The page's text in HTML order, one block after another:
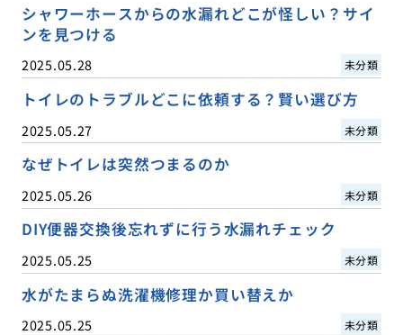
シャワーホースからの水漏れどこが怪しい？サイ
ンを見つける
2025.05.28 未分類
トイレのトラブルどこに依頼する？賢い選び方
2025.05.27 未分類
なぜトイレは突然つまるのか
2025.05.26 未分類
DIY便器交換後忘れずに行う水漏れチェック
2025.05.25 未分類
水がたまらぬ洗濯機修理か買い替えか
2025.05.25 未分類